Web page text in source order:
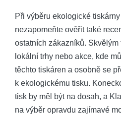
Při výběru ekologické
nezapomeňte ověřit také
ostatních zákazníků.
lokální trhy nebo akce, kde
těchto tiskáren a osobně se
k ekologickému tisku.
tisk by měl být na dosah, a
na výběr opravdu zajímavé